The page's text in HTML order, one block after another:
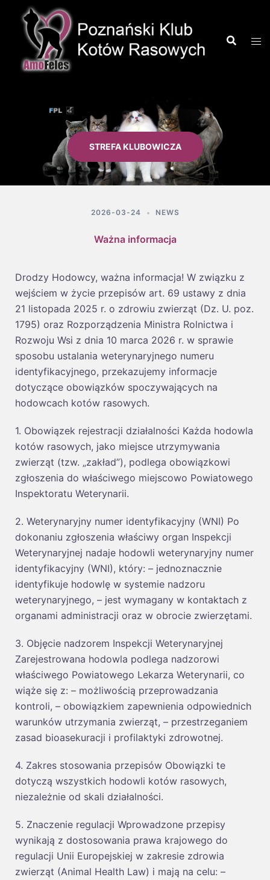
STREFA KLUBOWICZA
2026-03-24 NEWS
Ważna informacja
Drodzy Hodowcy, ważna informacja! W związku z
wejściem w życie przepisów art. 69 ustawy z dnia
21 listopada 2025 r. o zdrowiu zwierząt (Dz. U. poz.
1795) oraz Rozporządzenia Ministra Rolnictwa i
Rozwoju Wsi z dnia 10 marca 2026 r. w sprawie
sposobu ustalania weterynaryjnego numeru
identyfikacyjnego, przekazujemy informacje
dotyczące obowiązków spoczywających na
hodowcach kotów rasowych.
1. Obowiązek rejestracji działalności Każda hodowla
kotów rasowych, jako miejsce utrzymywania
zwierząt (tzw. „zakład”), podlega obowiązkowi
zgłoszenia do właściwego miejscowo Powiatowego
Inspektoratu Weterynarii.
2. Weterynaryjny numer identyfikacyjny (WNI) Po
dokonaniu zgłoszenia właściwy organ Inspekcji
Weterynaryjnej nadaje hodowli weterynaryjny numer
identyfikacyjny (WNI), który: – jednoznacznie
identyfikuje hodowlę w systemie nadzoru
weterynaryjnego, – jest wymagany w kontaktach z
organami administracji oraz w obrocie zwierzętami.
3. Objęcie nadzorem Inspekcji Weterynaryjnej
Zarejestrowana hodowla podlega nadzorowi
właściwego Powiatowego Lekarza Weterynarii, co
wiąże się z: – możliwością przeprowadzania
kontroli, – obowiązkiem zapewnienia odpowiednich
warunków utrzymania zwierząt, – przestrzeganiem
zasad bioasekuracji i profilaktyki zdrowotnej.
4. Zakres stosowania przepisów Obowiązki te
dotyczą wszystkich hodowli kotów rasowych,
niezależnie od skali działalności.
5. Znaczenie regulacji Wprowadzone przepisy
wynikają z dostosowania prawa krajowego do
regulacji Unii Europejskiej w zakresie zdrowia
zwierząt (Animal Health Law) i mają na celu: –